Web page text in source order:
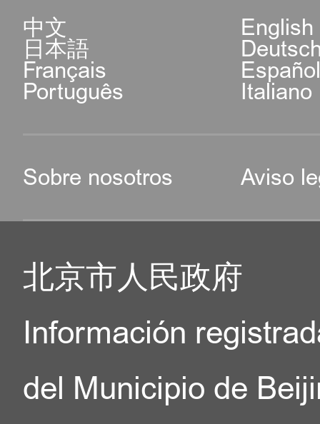
中文 English
日本語
Français
Português Italiano
Sobre nosotros Aviso
北京市人民政府
Información
del Municipio de